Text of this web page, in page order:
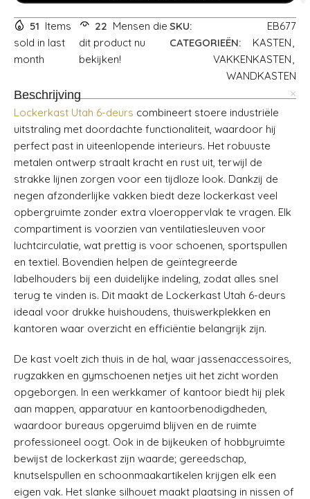
51 Items
sold in last
month
22 Mensen die
dit product nu
bekijken!
SKU:
EB677
CATEGORIEËN:
KASTEN,
VAKKENKASTEN,
WANDKASTEN
Beschrijving
Lockerkast Utah 6-deurs combineert stoere industriële
uitstraling met doordachte functionaliteit, waardoor hij
perfect past in uiteenlopende interieurs. Het robuuste
metalen ontwerp straalt kracht en rust uit, terwijl de
strakke lijnen zorgen voor een tijdloze look. Dankzij de
negen afzonderlijke vakken biedt deze lockerkast veel
opbergruimte zonder extra vloeroppervlak te vragen. Elk
compartiment is voorzien van ventilatiesleuven voor
luchtcirculatie, wat prettig is voor schoenen, sportspullen
en textiel. Bovendien helpen de geïntegreerde
labelhouders bij een duidelijke indeling, zodat alles snel
terug te vinden is. Dit maakt de Lockerkast Utah 6-deurs
ideaal voor drukke huishoudens, thuiswerkplekken en
kantoren waar overzicht en efficiëntie belangrijk zijn.
De kast voelt zich thuis in de hal, waar jassenaccessoires,
rugzakken en gymschoenen netjes uit het zicht worden
opgeborgen. In een werkkamer of kantoor biedt hij plek
aan mappen, apparatuur en kantoorbenodigdheden,
waardoor bureaus opgeruimd blijven en de ruimte
professioneel oogt. Ook in de bijkeuken of hobbyruimte
bewijst de lockerkast zijn waarde; gereedschap,
knutselspullen en schoonmaakartikelen krijgen elk een
eigen vak. Het slanke silhouet maakt plaatsing in nissen of